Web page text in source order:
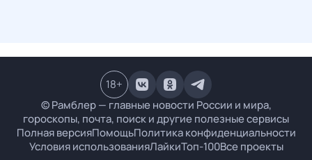
© Рамблер — главные новости России и мира,
гороскопы, почта, поиск и другие полезные сервисы
Полная версияПомощьПолитика конфиденциальности
Условия использованияЛайкиТоп-100Все проекты
18+